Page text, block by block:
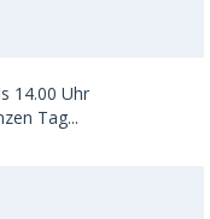
14.00 Uhr
Tag...